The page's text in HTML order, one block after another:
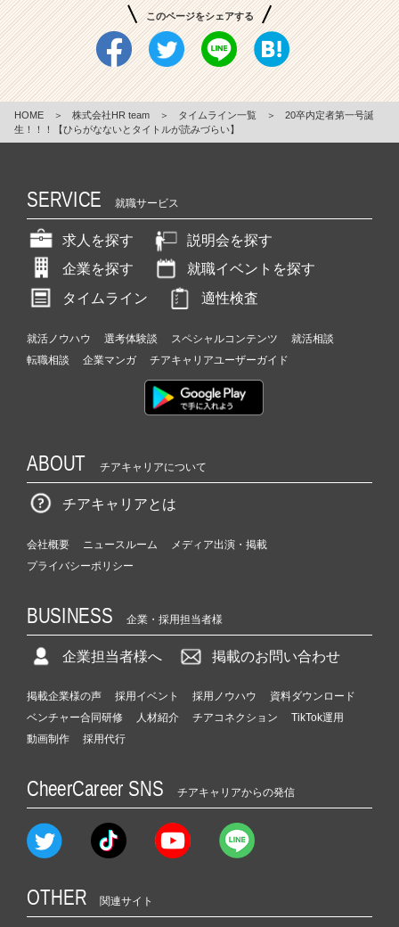
このページをシェアする
HOME ＞ 株式会社HR team ＞ タイムライン一覧 ＞
20卒内定者第一号誕
生！！！【ひらがなないとタイトルが読みづらい】
SERVICE 就職サービス
求人を探す
説明会を探す
企業を探す
就職イベントを探す
タイムライン
適性検査
就活ノウハウ 選考体験談 スペシャルコンテンツ
就活相談
転職相談
企業マンガ チアキャリアユーザーガイド
ABOUT チアキャリアについて
チアキャリアとは
会社概要 ニュースルーム
メディア出演・掲載
プライバシーポリシー
BUSINESS 企業・採用担当者様
企業担当者様へ 掲載のお問い合わせ
掲載企業様の声 採用イベント 採用ノウハウ
資料ダウンロード
ベンチャー合同研修
人材紹介 チアコネクション
TikTok運用
動画制作
採用代行
CheerCareer SNS チアキャリアからの発信
OTHER 関連サイト